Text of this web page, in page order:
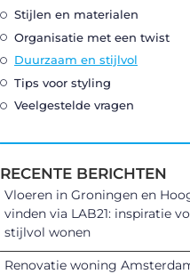
Stijlen en materialen
Organisatie met een twist
Duurzaam en stijlvol
Tips voor styling
Veelgestelde vragen
RECENTE BERICHTEN
Vloeren in Groningen en
vinden via LAB21: inspiratie
stijlvol wonen
Renovatie woning